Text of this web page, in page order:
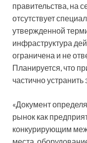
правительства, на
отсутствует
утвержденной
инфраструктура
ограничена и не
Планируется, что
частично устранить
«Документ
рынок как
конкурирующим